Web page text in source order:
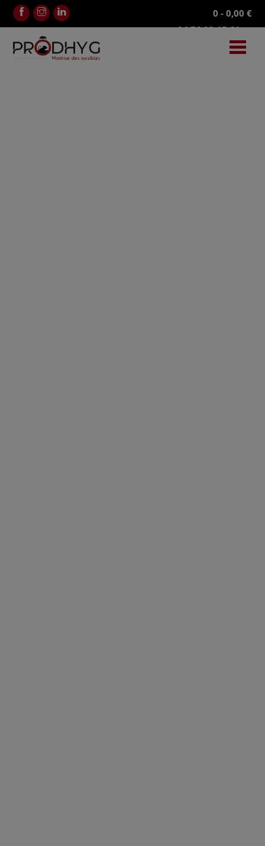
Facebook
InstagramLinkedin 0 - 0,00 €
04.76.03.15.61